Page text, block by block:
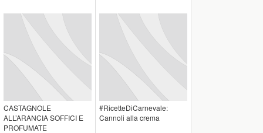
CASTAGNOLE
ALL’ARANCIA SOFFICI E
PROFUMATE
#RicetteDiCarnevale:
Cannoli alla crema